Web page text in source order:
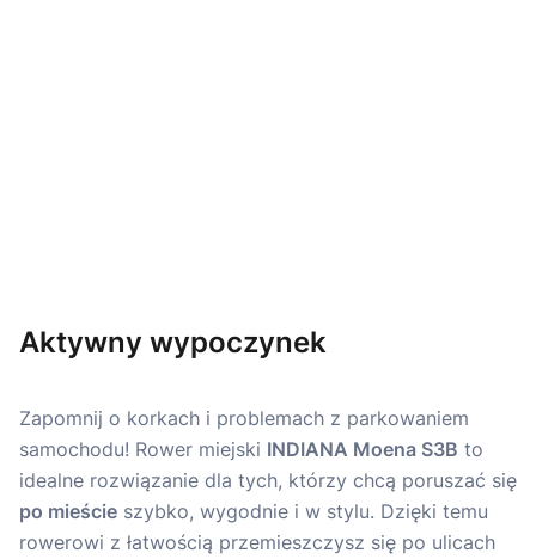
Aktywny wypoczynek
Zapomnij o korkach i problemach z parkowaniem
samochodu! Rower miejski INDIANA Moena S3B to
idealne rozwiązanie dla tych, którzy chcą poruszać się
po mieście szybko, wygodnie i w stylu. Dzięki temu
rowerowi z łatwością przemieszczysz się po ulicach